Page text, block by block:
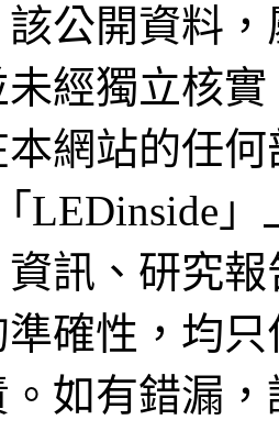
公開資料
經獨立核
網站的任
LEDinside
訊、研究
確性，均
如有錯漏